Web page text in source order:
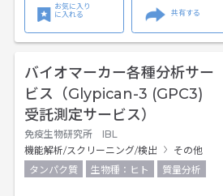
お気に入り
に入れる
共有する
バイオマーカー各種分析サー
ビス（Glypican-3 (GPC3)
受託測定サービス）
免疫生物研究所 IBL
機能解析/スクリーニング/検出
その他
タンパク質
生物種：ヒト 質量分析